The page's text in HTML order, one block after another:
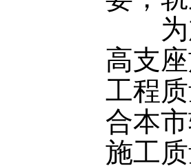
为加
高支
工程
合本
施工